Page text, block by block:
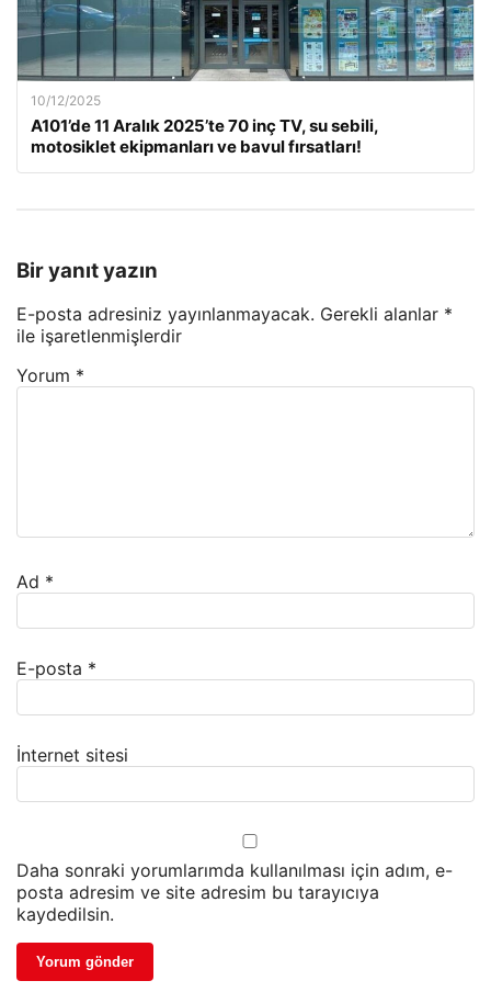
10/12/2025
A101’de 11 Aralık 2025’te 70 inç TV, su sebili,
motosiklet ekipmanları ve bavul fırsatları!
Bir yanıt yazın
E-posta adresiniz yayınlanmayacak. Gerekli alanlar *
ile işaretlenmişlerdir
Yorum *
Ad *
E-posta *
İnternet sitesi
Daha sonraki yorumlarımda kullanılması için adım, e-
posta adresim ve site adresim bu tarayıcıya
kaydedilsin.